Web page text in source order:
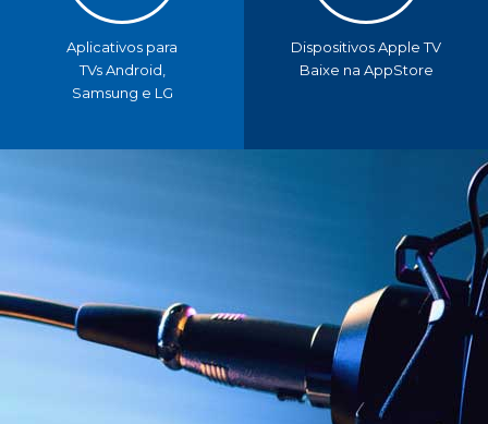
Aplicativos para
TVs Android,
Samsung e LG
Dispositivos Apple TV
Baixe na AppStore